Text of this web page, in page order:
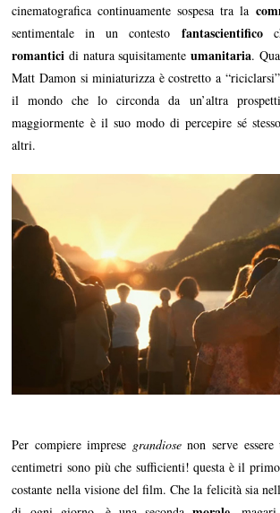
cinematografica continuamente sospesa tra la
sentimentale in un contesto fantascientifico
romantici di natura squisitamente umanitaria.
Matt Damon si miniaturizza è costretto a
il mondo che lo circonda da un’altra
maggiormente è il suo modo di percepire sé
altri.
Per compiere imprese grandiosenon serve essere
centimetri sono più che sufficienti! questa è il
costante nella visione del film. Che la felicità sia